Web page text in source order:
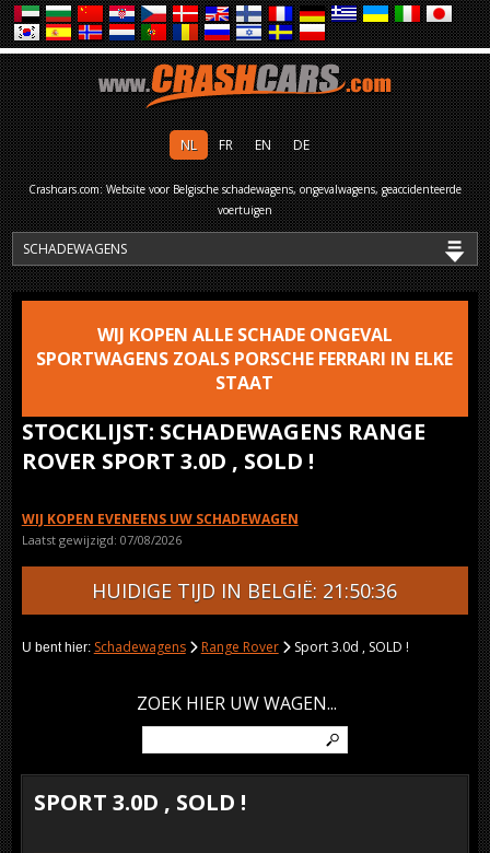
NL FR EN DE
Crashcars.com: Website voor Belgische schadewagens, ongevalwagens, geaccidenteerde
voertuigen
STOCKLIJST: SCHADEWAGENS RANGE
ROVER SPORT 3.0D , SOLD !
WIJ KOPEN ALLE SCHADE ONGEVAL
SPORTWAGENS ZOALS PORSCHE FERRARI IN ELKE
STAAT
WIJ KOPEN EVENEENS UW SCHADEWAGEN
Laatst gewijzigd: 07/08/2026
HUIDIGE TIJD IN BELGIË: 21:50:36
U bent hier: Schadewagens Range Rover Sport 3.0d , SOLD !
ZOEK HIER UW WAGEN...
SPORT 3.0D , SOLD !